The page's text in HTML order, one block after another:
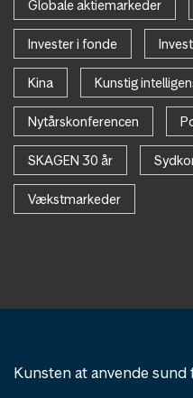
Globale aktiemarkeder
Invester i fonde
Kina Kunstig
Nytårskonferencen
SKAGEN 30 år
Vækstmarkeder
Kunsten at anvende